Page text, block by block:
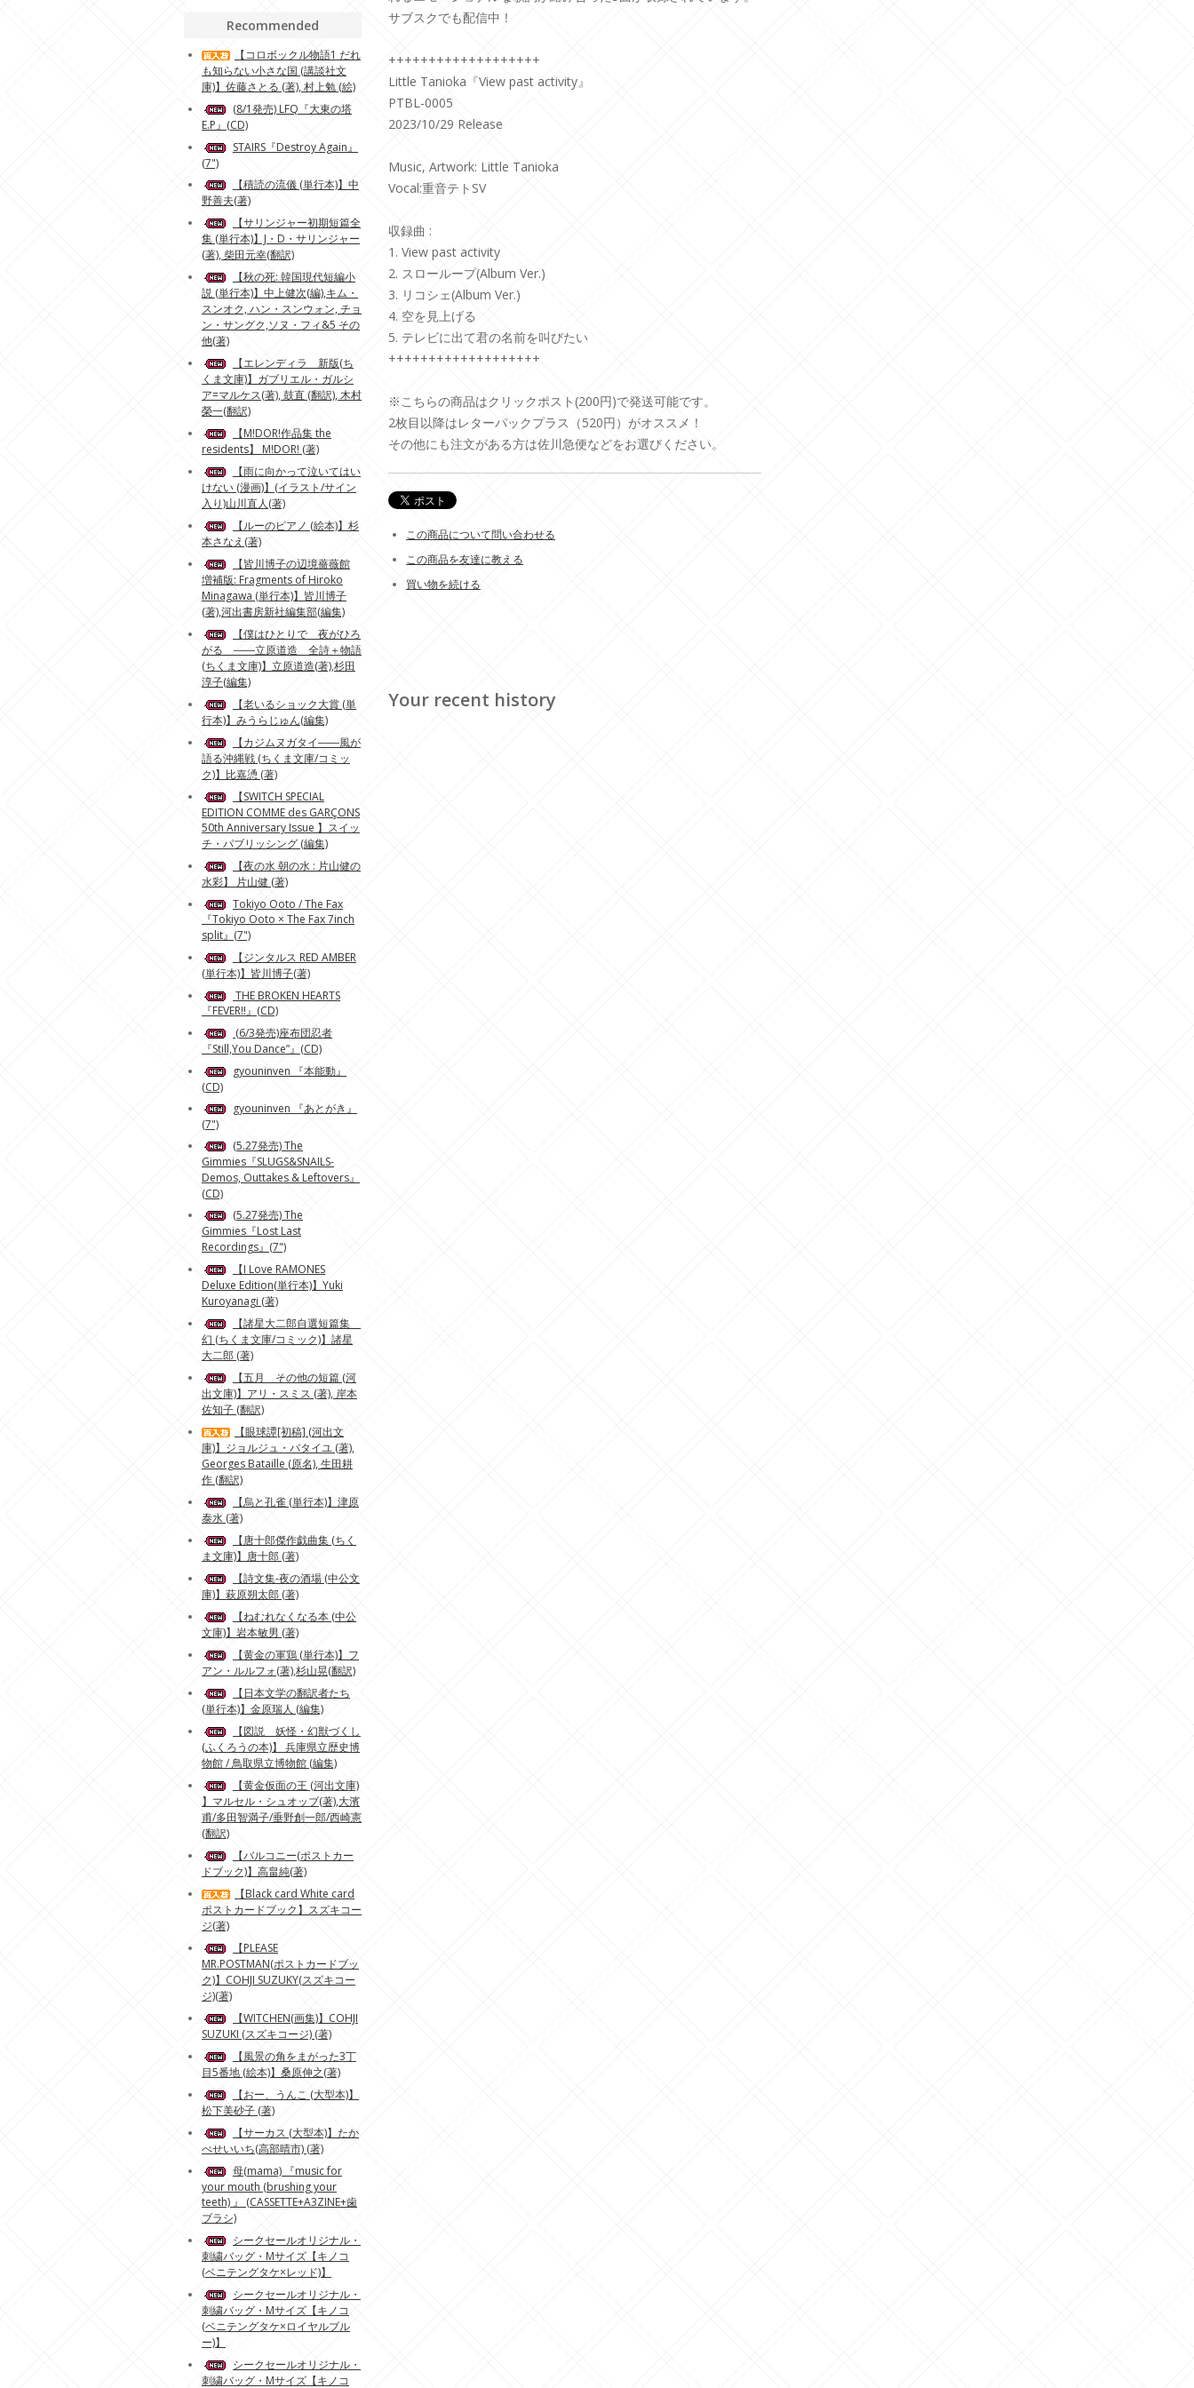
サブスクでも配信中！
+++++++++++++++++++
Little Tanioka『View past activity』
PTBL-0005
2023/10/29 Release
Music, Artwork: Little Tanioka
Vocal:重音テトSV
収録曲 :
1. View past activity
2. スローループ(Album Ver.)
3. リコシェ(Album Ver.)
4. 空を見上げる
5. テレビに出て君の名前を叫びたい
+++++++++++++++++++
※こちらの商品はクリックポスト(200円)で発送可能です。
2枚目以降はレターパックプラス（520円）がオススメ！
その他にも注文がある方は佐川急便などをお選びください。
この商品について問い合わせる
この商品を友達に教える
買い物を続ける
Your recent history
Recommended
【コロボックル物語1 だれ
も知らない小さな国 (講談社文
庫)】佐藤さとる (著), 村上勉 (絵)
(8/1発売) LFQ『大東の塔
E.P』(CD)
STAIRS『Destroy Again』
(7")
【積読の流儀 (単行本)】中
野善夫(著)
【サリンジャー初期短篇全
集 (単行本)】J・D・サリンジャー
(著), 柴田元幸(翻訳)
【秋の死: 韓国現代短編小
説 (単行本)】中上健次(編),キム・
スンオク, ハン・スンウォン, チョ
ン・サングク,ソヌ・フィ&5 その
他(著)
【エレンディラ 新版(ち
くま文庫)】ガブリエル・ガルシ
ア=マルケス(著), 鼓直 (翻訳), 木村
榮一(翻訳)
【M!DOR!作品集 the
residents】 M!DOR! (著)
【雨に向かって泣いてはい
けない (漫画)】(イラスト/サイン
入り)山川直人(著)
【ルーのピアノ (絵本)】杉
本さなえ(著)
【皆川博子の辺境薔薇館
増補版: Fragments of Hiroko
Minagawa (単行本)】皆川博子
(著),河出書房新社編集部(編集)
【僕はひとりで 夜がひろ
がる ――立原道造 全詩＋物語
(ちくま文庫)】立原道造(著),杉田
淳子(編集)
【老いるショック大賞 (単
行本)】みうらじゅん(編集)
【カジムヌガタイ――風が
語る沖縄戦 (ちくま文庫/コミッ
ク)】比嘉慂 (著)
【SWITCH SPECIAL
EDITION COMME des GARÇONS
50th Anniversary Issue 】スイッ
チ・パブリッシング (編集)
【夜の水 朝の水 : 片山健の
水彩】 片山健 (著)
Tokiyo Ooto / The Fax
『Tokiyo Ooto × The Fax 7inch
split』(7")
【ジンタルス RED AMBER
(単行本)】皆川博子(著)
THE BROKEN HEARTS
『FEVER!!』(CD)
(6/3発売)座布団忍者
『Still,You Dance”』(CD)
gyouninven 『本能動』
(CD)
gyouninven 『あとがき』
(7")
(5.27発売) The
Gimmies『SLUGS&SNAILS-
Demos, Outtakes & Leftovers』
(CD)
(5.27発売) The
Gimmies『Lost Last
Recordings』(7")
【I Love RAMONES
Deluxe Edition(単行本)】Yuki
Kuroyanagi (著)
【諸星大二郎自選短篇集
幻 (ちくま文庫/コミック)】諸星
大二郎 (著)
【五月 その他の短篇 (河
出文庫)】アリ・スミス (著), 岸本
佐知子 (翻訳)
【眼球譚[初稿] (河出文
庫)】ジョルジュ・バタイユ (著),
Georges Bataille (原名), 生田耕
作 (翻訳)
【烏と孔雀 (単行本)】津原
泰水 (著)
【唐十郎傑作戯曲集 (ちく
ま文庫)】唐十郎 (著)
【詩文集-夜の酒場 (中公文
庫)】萩原朔太郎 (著)
【ねむれなくなる本 (中公
文庫)】岩本敏男 (著)
【黄金の軍鶏 (単行本)】フ
アン・ルルフォ(著),杉山晃(翻訳)
【日本文学の翻訳者たち
(単行本)】金原瑞人 (編集)
【図説 妖怪・幻獣づくし
(ふくろうの本)】 兵庫県立歴史博
物館 / 鳥取県立博物館 (編集)
【黄金仮面の王 (河出文庫)
】マルセル・シュオッブ(著),大濱
甫/多田智満子/垂野創一郎/西崎憲
(翻訳)
【バルコニー(ポストカー
ドブック)】高畠純(著)
【Black card White card
ポストカードブック】スズキコー
ジ(著)
【PLEASE
MR.POSTMAN(ポストカードブッ
ク)】COHJI SUZUKY(スズキコー
ジ)(著)
【WITCHEN(画集)】COHJI
SUZUKI (スズキコージ) (著)
【風景の角をまがった3丁
目5番地 (絵本)】桑原伸之(著)
【おー、うんこ (大型本)】
松下美砂子 (著)
【サーカス (大型本)】たか
べせいいち(高部晴市) (著)
母(mama) 『music for
your mouth (brushing your
teeth) 』 (CASSETTE+A3ZINE+歯
ブラシ)
シークセールオリジナル・
刺繍バッグ・Mサイズ【キノコ
(ベニテングタケ×レッド)】
シークセールオリジナル・
刺繍バッグ・Mサイズ【キノコ
(ベニテングタケ×ロイヤルブル
ー)】
シークセールオリジナル・
刺繍バッグ・Mサイズ【キノコ